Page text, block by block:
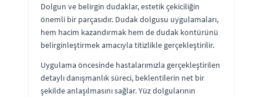
Dolgun ve belirgin dudaklar, estetik çekiciliğin
önemli bir parçasıdır. Dudak dolgusu uygulamaları,
hem hacim kazandırmak hem de dudak kontürünü
belirginleştirmek amacıyla titizlikle gerçekleştirilir.
Uygulama öncesinde hastalarımızla gerçekleştirilen
detaylı danışmanlık süreci, beklentilerin net bir
şekilde anlaşılmasını sağlar. Yüz dolgularının